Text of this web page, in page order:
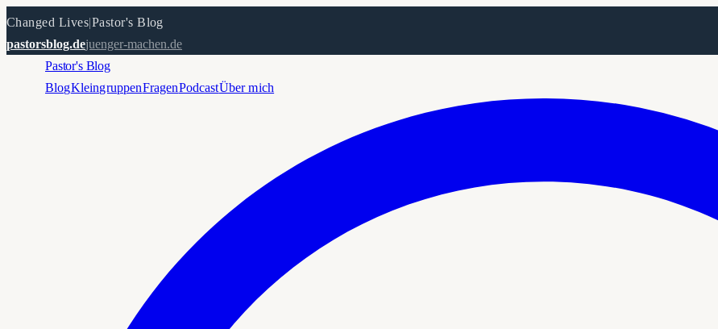
Changed Lives|Pastor's Blog
pastorsblog.dejuenger-machen.de
Pastor's Blog
BlogKleingruppenFragenPodcastÜber mich